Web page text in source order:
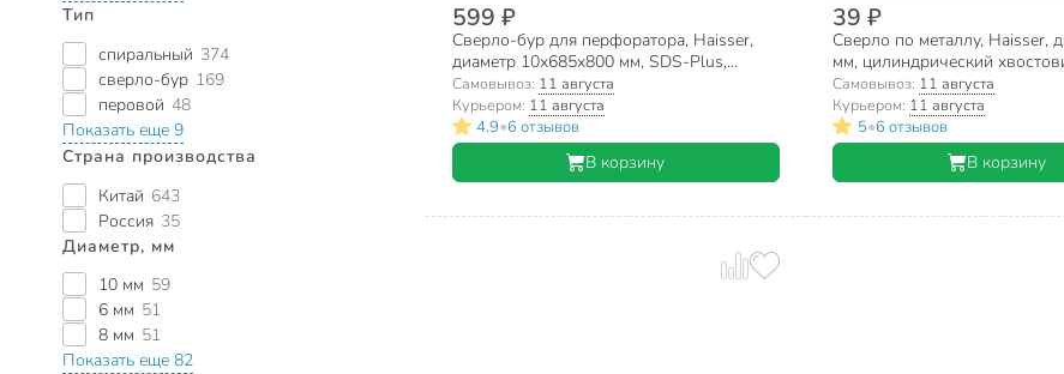
Тип
спиральный 374
сверло-бур 169
перовой 48
Показать еще 9
Страна производства
Китай 643
Россия 35
Диаметр, мм
10 мм 59
6 мм 51
8 мм 51
Показать еще 82
599 ₽
Сверло-бур для перфоратора, Haisser,
диаметр 10х685х800 мм, SDS-Plus,
HS103011
Самовывоз: 11 августа
Курьером: 11 августа
4.9•6 отзывов
В корзину
39 ₽
Сверло по металлу, Haisser,
мм, цилиндрический
HS101072
Самовывоз: 11 августа
Курьером: 11 августа
5•6 отзывов
В корзину